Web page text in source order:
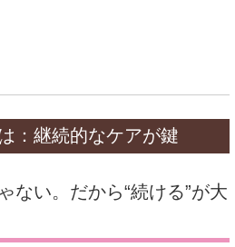
：継続的なケアが鍵
ない。だから“続ける”が大